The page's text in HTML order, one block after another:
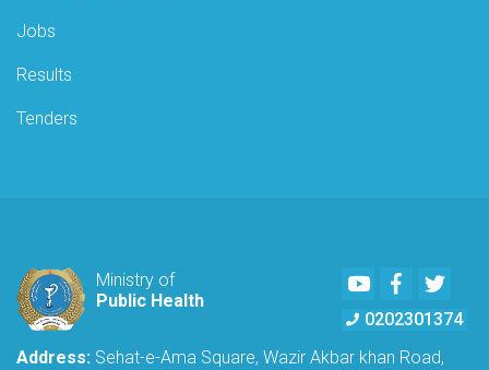
Jobs
Results
Tenders
Ministry of
Public Health
YoutubeFacebook
0202301374
Address: Sehat-e-Ama Square, Wazir Akbar khan Road,